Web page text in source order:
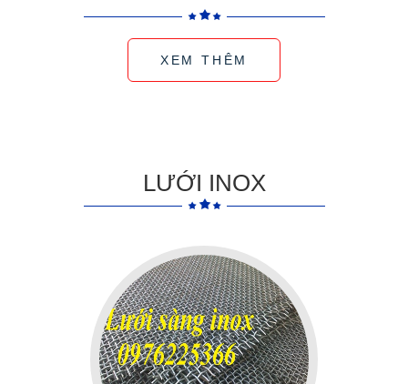
XEM THÊM
LƯỚI INOX